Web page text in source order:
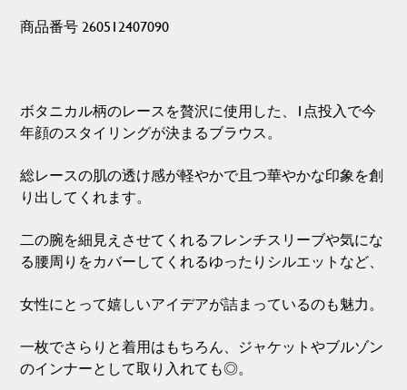
商品番号 260512407090
ボタニカル柄のレースを贅沢に使用した、1点投入で今
年顔のスタイリングが決まるブラウス。
総レースの肌の透け感が軽やかで且つ華やかな印象を創
り出してくれます。
二の腕を細見えさせてくれるフレンチスリーブや気にな
る腰周りをカバーしてくれるゆったりシルエットなど、
女性にとって嬉しいアイデアが詰まっているのも魅力。
一枚でさらりと着用はもちろん、ジャケットやブルゾン
のインナーとして取り入れても◎。